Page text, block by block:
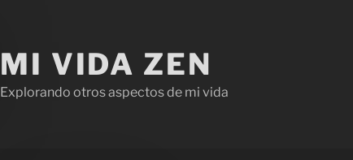
MI VIDA ZEN
Explorando otros aspectos de mi vida